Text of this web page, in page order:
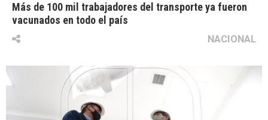
Más de 100 mil trabajadores del transporte ya fueron
vacunados en todo el país
NACIONAL